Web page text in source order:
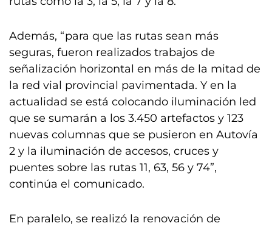
Además, “para que las rutas sean más
seguras, fueron realizados trabajos de
señalización horizontal en más de la mitad de
la red vial provincial pavimentada. Y en la
actualidad se está colocando iluminación led
que se sumarán a los 3.450 artefactos y 123
nuevas columnas que se pusieron en Autovía
2 y la iluminación de accesos, cruces y
puentes sobre las rutas 11, 63, 56 y 74”,
continúa el comunicado.
En paralelo, se realizó la renovación de